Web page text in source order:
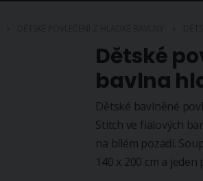
Dětské
bavlna
Dětské bavlněné
Stitch ve fialových
na bílém pozadí.
140 x 200 cm a